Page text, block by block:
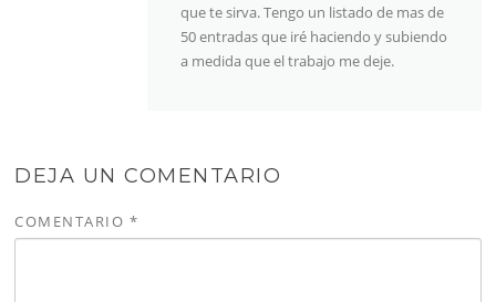
que te sirva. Tengo un listado de mas de
50 entradas que iré haciendo y subiendo
a medida que el trabajo me deje.
DEJA UN COMENTARIO
COMENTARIO *